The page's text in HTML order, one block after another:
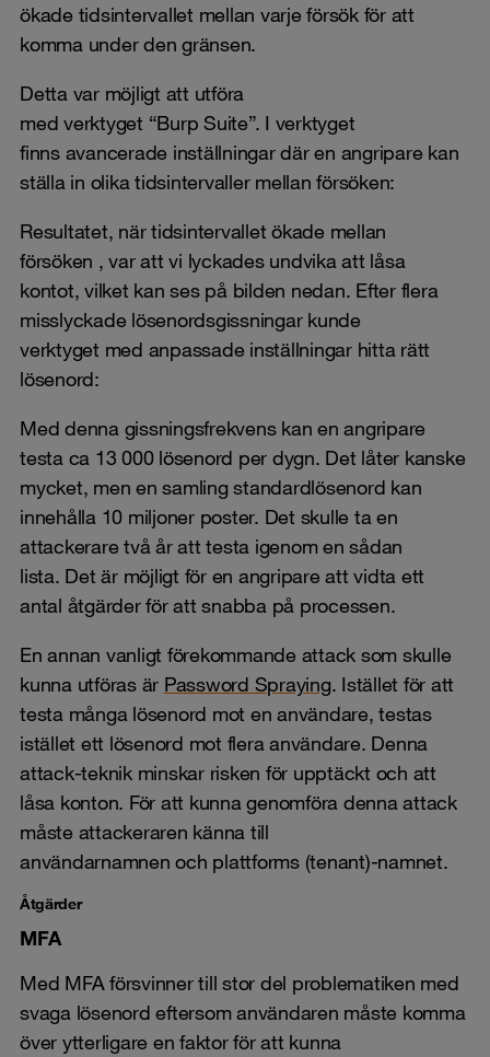
ökade tidsintervallet mellan varje försök för att
komma under den gränsen.
Detta var möjligt att utföra
med verktyget “Burp Suite”. I verktyget
finns avancerade inställningar där en angripare kan
ställa in olika tidsintervaller mellan försöken:
Resultatet, när tidsintervallet ökade mellan
försöken , var att vi lyckades undvika att låsa
kontot, vilket kan ses på bilden nedan. Efter flera
misslyckade lösenordsgissningar kunde
verktyget med anpassade inställningar hitta rätt
lösenord:
Med denna gissningsfrekvens kan en angripare
testa ca 13 000 lösenord per dygn. Det låter kanske
mycket, men en samling standardlösenord kan
innehålla 10 miljoner poster. Det skulle ta en
attackerare två år att testa igenom en sådan
lista. Det är möjligt för en angripare att vidta ett
antal åtgärder för att snabba på processen.
En annan vanligt förekommande attack som skulle
kunna utföras är Password Spraying. Istället för att
testa många lösenord mot en användare, testas
istället ett lösenord mot flera användare. Denna
attack-teknik minskar risken för upptäckt och att
låsa konton. För att kunna genomföra denna attack
måste attackeraren känna till
användarnamnen och plattforms (tenant)-namnet.
Åtgärder
MFA
Med MFA försvinner till stor del problematiken med
svaga lösenord eftersom användaren måste komma
över ytterligare en faktor för att kunna